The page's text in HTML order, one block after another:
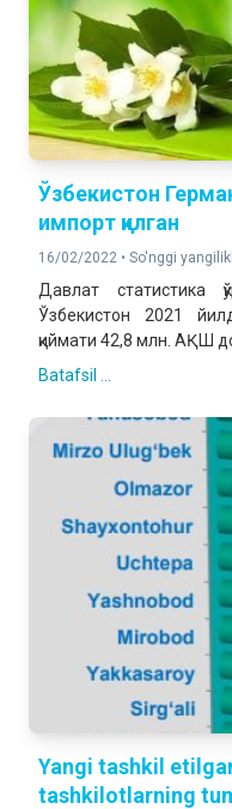
Ўзбекистон
импорт қилган
16/02/2022 • So'nggi
Давлат статистика
Ўзбекистон 2021
қиймати 42,8 млн. АҚШ
Batafsil ...
Yangi tashkil
tashkilotlarning